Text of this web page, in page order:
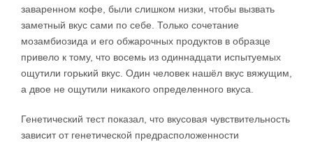
заваренном кофе, были слишком низки, чтобы вызвать
заметный вкус сами по себе. Только сочетание
мозамбиозида и его обжарочных продуктов в образце
привело к тому, что восемь из одиннадцати испытуемых
ощутили горький вкус. Один человек нашёл вкус вяжущим,
а двое не ощутили никакого определенного вкуса.
Генетический тест показал, что вкусовая чувствительность
зависит от генетической предрасположенности